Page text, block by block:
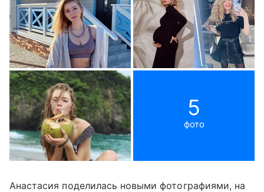
5
фото
Анастасия поделилась новыми фотографиями, на